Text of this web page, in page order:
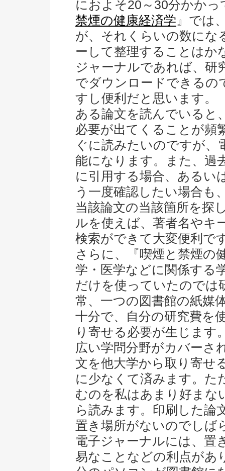
におよそ20～30分かか
禁煙の健康経済学 』では
が、それくらいの数にな
ーして整理することはか
ジャーナルであれば、研
でダウンロードできるの
すし便利だと思います。
ある論文を読んでいると
必要が出てくることが頻
ぐに読みたいのですが、
能になります。また、過
に引用する場合、あるい
う一度確認したい場合も
当該論文の当該箇所を探
ルを使えば、著者名やキ
検索ができて大変便利で
さらに、『喫煙と禁煙の
学・医学などに関係する
だけを使っていたのでは
常、一つの図書館の紙媒
十分で、自分の研究費を
り寄せる必要が生じます
広い学問分野がカバーさ
文を他大学から取り寄せ
に少なくて済みます。た
むのを私はあまり好まな
ら読みます。印刷した論
置き場所がないのでしば
電子ジャーナルには、置
易なことなどの利点があ